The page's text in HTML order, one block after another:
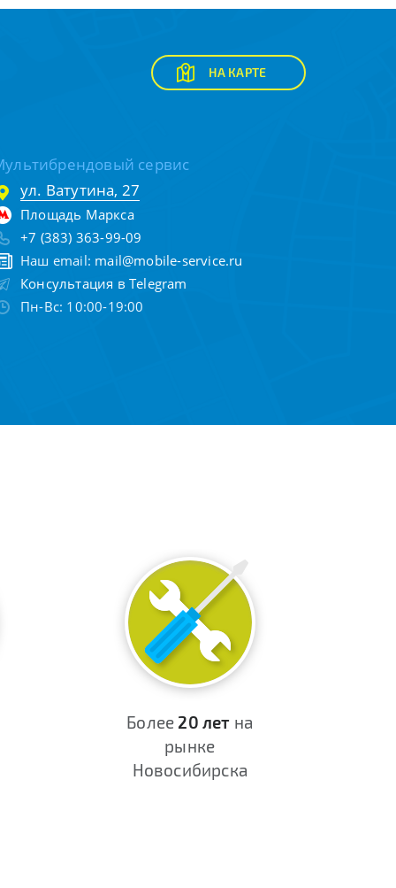
НА КАРТЕ
сервис
ул. Ватутина, 27
Площадь Маркса
+7 (383) 363-99-09
Наш email: mail@mobile-service.ru
Консультация в Telegram
Пн-Вс: 10:00-19:00
Более 20 лет на
рынке
Новосибирска